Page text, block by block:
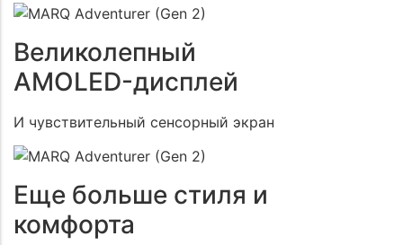
Великолепный
AMOLED-дисплей
И чувствительный сенсорный экран
Еще больше стиля и
комфорта